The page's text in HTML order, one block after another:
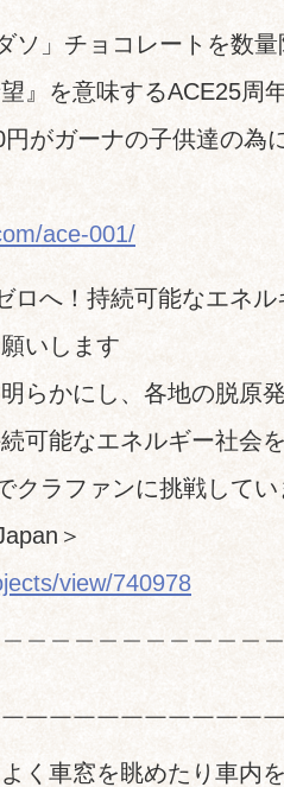
ソ」チョコレートを数
』を意味するACE25周
がガーナの子供達の為
ace-001/
ロへ！持続可能なエネ
いします
らかにし、各地の脱原
可能なエネルギー社会
クラファンに挑戦してい
＞
view/740978
＿＿＿＿＿＿＿＿＿＿
￣￣￣￣￣￣￣￣￣￣
く車窓を眺めたり車内